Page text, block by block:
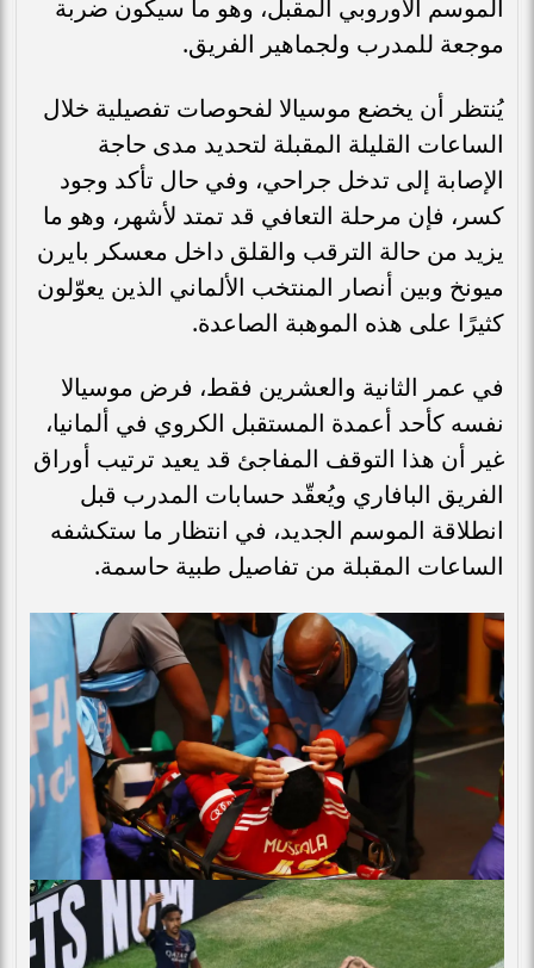
الموسم الأوروبي المقبل، وهو ما سيكون ضربة
موجعة للمدرب ولجماهير الفريق.
يُنتظر أن يخضع موسيالا لفحوصات تفصيلية خلال
الساعات القليلة المقبلة لتحديد مدى حاجة
الإصابة إلى تدخل جراحي، وفي حال تأكد وجود
كسر، فإن مرحلة التعافي قد تمتد لأشهر، وهو ما
يزيد من حالة الترقب والقلق داخل معسكر بايرن
ميونخ وبين أنصار المنتخب الألماني الذين يعوّلون
كثيرًا على هذه الموهبة الصاعدة.
في عمر الثانية والعشرين فقط، فرض موسيالا
نفسه كأحد أعمدة المستقبل الكروي في ألمانيا،
غير أن هذا التوقف المفاجئ قد يعيد ترتيب أوراق
الفريق البافاري ويُعقّد حسابات المدرب قبل
انطلاقة الموسم الجديد، في انتظار ما ستكشفه
الساعات المقبلة من تفاصيل طبية حاسمة.